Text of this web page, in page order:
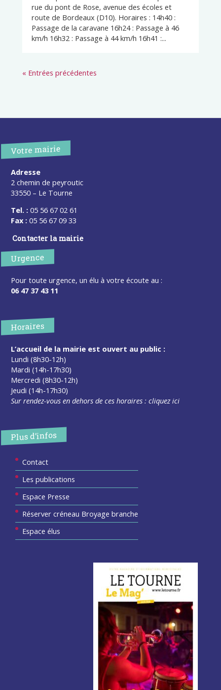
rue du pont de Rose, avenue des écoles et
route de Bordeaux (D10). Horaires : 14h40 :
Passage de la caravane 16h24 : Passage à 46
km/h 16h32 : Passage à 44 km/h 16h41 :...
« Entrées précédentes
Votre mairie
Adresse
2 chemin de peyroutic
33550 – Le Tourne
Tel. : 05 56 67 02 61
Fax : 05 56 67 09 33
Contacter la mairie
Urgence
Pour toute urgence, un élu à votre écoute au :
06 47 37 43 11
Horaires
L’accueil de la mairie est ouvert au public :
Lundi (8h30-12h)
Mardi (14h-17h30)
Mercredi (8h30-12h)
Jeudi (14h-17h30)
Sur rendez-vous en dehors de ces horaires :cliquez ici
Plus d’infos
Contact
Les publications
Espace Presse
Réserver créneau Broyage branche
Espace élus